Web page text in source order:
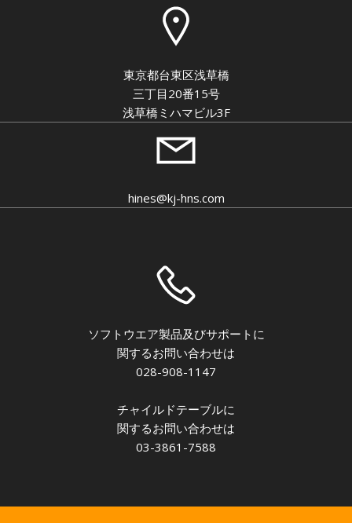
東京都台東区浅草橋
三丁目20番15号
浅草橋ミハマビル3F
hines@kj-hns.com
ソフトウエア製品及びサポートに
関するお問い合わせは
028-908-1147
チャイルドテーブルに
関するお問い合わせは
03-3861-7588